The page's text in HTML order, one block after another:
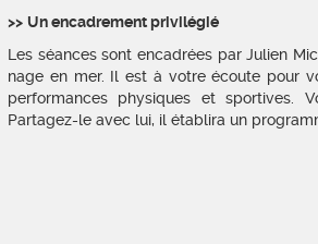
>> Un encadrement privilégié
Les séances sont encadrées par Julien
nage en mer. Il est à votre écoute pour
performances physiques et sportives.
Partagez-le avec lui, il établira un